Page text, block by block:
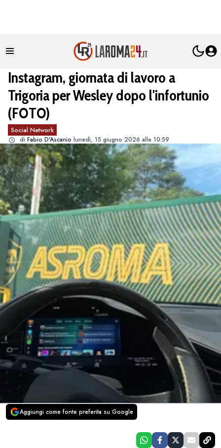
Instagram, giornata di lavoro a
Trigoria per Wesley dopo l'infortunio
(FOTO)
Social Network
di Fabio D'Ascanio lunedì, 15 giugno 2026 alle 10:59
Aggiungi come fonte preferita su Google